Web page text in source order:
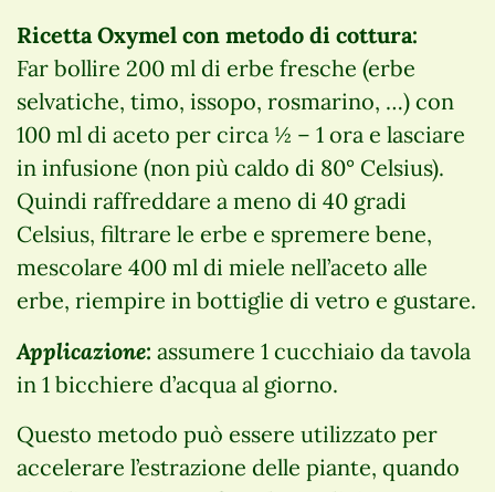
Ricetta Oxymel con metodo di cottura:
Far bollire 200 ml di erbe fresche (erbe
selvatiche, timo, issopo, rosmarino, …) con
100 ml di aceto per circa ½ – 1 ora e lasciare
in infusione (non più caldo di 80° Celsius).
Quindi raffreddare a meno di 40 gradi
Celsius, filtrare le erbe e spremere bene,
mescolare 400 ml di miele nell’aceto alle
erbe, riempire in bottiglie di vetro e gustare.
Applicazione: assumere 1 cucchiaio da tavola
in 1 bicchiere d’acqua al giorno.
Questo metodo può essere utilizzato per
accelerare l’estrazione delle piante, quando